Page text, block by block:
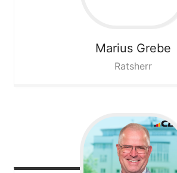
Marius Grebe
Ratsherr